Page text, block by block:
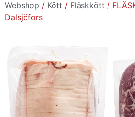
Webshop / Kött / Fläskkött /
Dalsjöfors